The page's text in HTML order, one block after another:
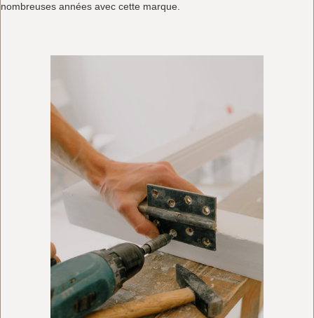
nombreuses années avec cette marque.